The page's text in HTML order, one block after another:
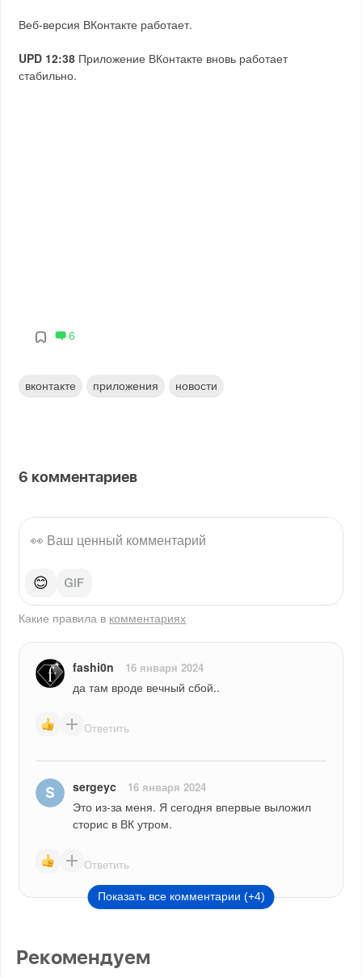
Веб-версия ВКонтакте работает.
UPD 12:38 Приложение ВКонтакте вновь работает
стабильно.
6
вконтакте приложения новости
6 комментариев
😊
Какие правила в комментариях
fashi0n 16 января 2024
да там вроде вечный сбой..
Ответить
sergeyc 16 января 2024
Это из-за меня. Я сегодня впервые выложил
сторис в ВК утром.
Ответить
Показать все комментарии (+4)
Рекомендуем